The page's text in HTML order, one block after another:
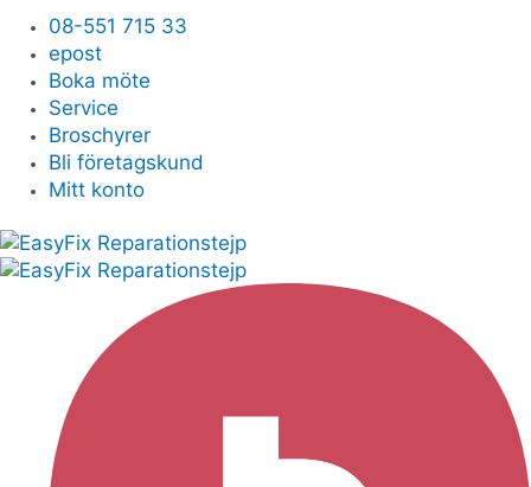
08-551 715 33
epost
Boka möte
Service
Broschyrer
Bli företagskund
Mitt konto